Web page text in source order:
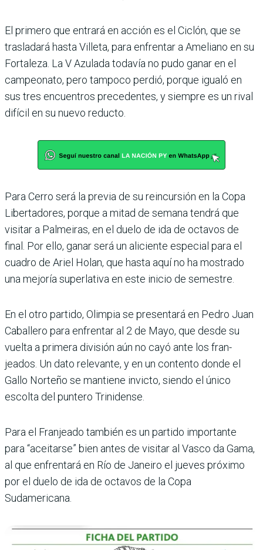
El primero que entrará en acción es el Ciclón, que se
trasladará hasta Villeta, para enfrentar a Ameliano en su
Fortaleza. La V Azu­lada todavía no pudo ganar en el
campeonato, pero tam­poco perdió, porque igualó en
sus tres encuentros pre­cedentes, y siempre es un rival
difícil en su nuevo reducto.
Para Cerro será la pre­via de su reincursión en la Copa
Libertadores, porque a mitad de semana tendrá que
visitar a Palmeiras, en el duelo de ida de octavos de
final. Por ello, ganar será un aliciente especial para el
cuadro de Ariel Holan, que hasta aquí no ha mostrado
una mejoría superlativa en este inicio de semestre.
En el otro partido, Olim­pia se presentará en Pedro Juan
Caballero para enfren­tar al 2 de Mayo, que desde su
vuelta a primera división aún no cayó ante los fran­
jeados. Un dato relevante, y en un contento donde el
Gallo Norteño se mantiene invicto, siendo el único
escolta del puntero Trini­dense.
Para el Franjeado también es un partido importante
para “aceitarse” bien antes de visitar al Vasco da Gama,
al que enfrentará en Río de Janeiro el jueves próximo
por el duelo de ida de octavos de la Copa
Sudamericana.